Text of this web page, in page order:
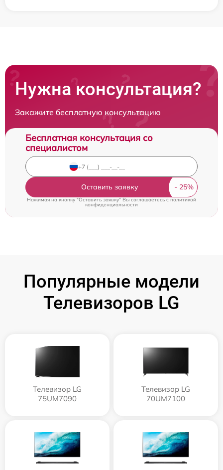
Нужна консультация?
Закажите бесплатную консультацию
Бесплатная консультация со
специалистом
Оставить заявку
Нажимая на кнопку "Оставить заявку" Вы соглашаетесь cполитикой
конфиденциальности
Популярные модели
Телевизоров LG
Телевизор LG
75UM7090
Телевизор LG
70UM7100